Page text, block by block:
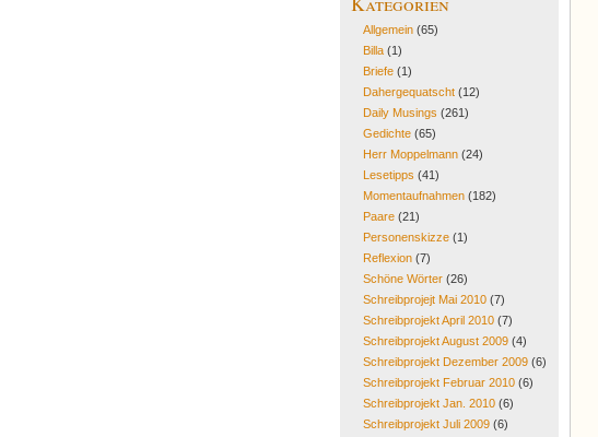
Allgemein(65)
Billa(1)
Briefe(1)
Dahergequatscht(12)
Daily Musings (261)
Gedichte(65)
Herr Moppelmann(24)
Lesetipps (41)
Momentaufnahmen(182)
Paare(21)
Personenskizze(1)
Reflexion(7)
Schöne Wörter(26)
Schreibprojejt Mai 2010(7)
Schreibprojekt April 2010(7)
Schreibprojekt August 2009(4)
Schreibprojekt Dezember 2009(6)
Schreibprojekt Februar 2010(6)
Schreibprojekt Jan. 2010(6)
Schreibprojekt Juli 2009(6)